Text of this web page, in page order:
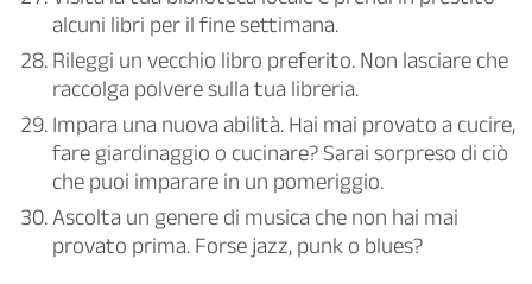
alcuni libri per il fine settimana.
Rileggi un vecchio libro preferito. Non lasciare che
raccolga polvere sulla tua libreria.
Impara una nuova abilità. Hai mai provato a cucire,
fare giardinaggio o cucinare? Sarai sorpreso di ciò
che puoi imparare in un pomeriggio.
Ascolta un genere di musica che non hai mai
provato prima. Forse jazz, punk o blues?